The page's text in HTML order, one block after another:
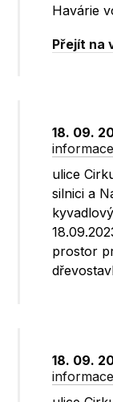
Havárie
Přejít na
18. 09.
informace
ulice
silnici a
prostor
18. 09.
informace